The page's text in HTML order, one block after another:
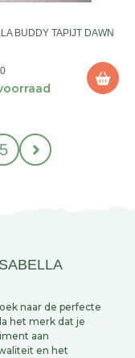
BUDDY TAPIJT DAWN
5
naar de perfecte
het merk dat je
aan
en het